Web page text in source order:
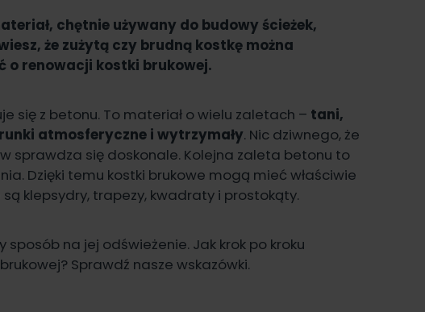
chętnie używany do budowy ścieżek,
że zużytą czy brudną kostkę można
o renowacji kostki brukowej.
się z betonu. To materiał o wielu zaletach – tani,
atmosferyczne i wytrzymały. Nic dziwnego, że
sprawdza się doskonale. Kolejna zaleta betonu to
Dzięki temu kostki brukowe mogą mieć właściwie
klepsydry, trapezy, kwadraty i prostokąty.
na jej odświeżenie. Jak krok po kroku
Sprawdź nasze wskazówki.